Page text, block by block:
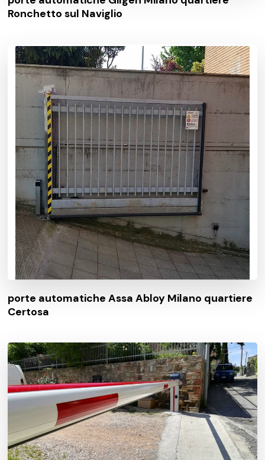
Ronchetto sul Naviglio
porte automatiche Assa Abloy Milano quartiere
Certosa